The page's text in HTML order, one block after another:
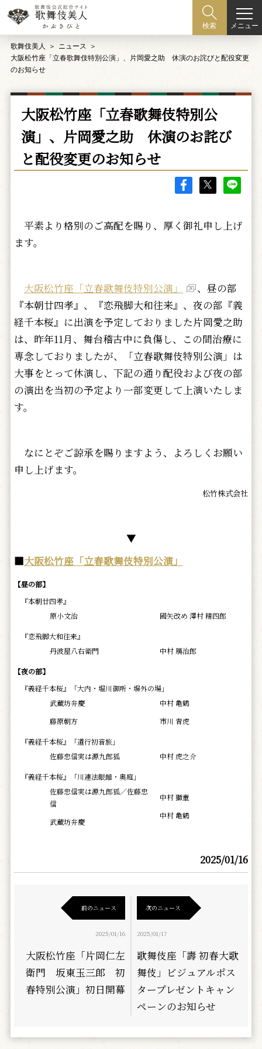
検索 メニュー
歌舞伎美人
ニュース
大阪松竹座「立春歌舞伎特別公演」、片岡愛之助 休演のお詫びと配役変更
のお知らせ
大阪松竹座「立春歌舞伎特別公
演」、片岡愛之助 休演のお詫び
と配役変更のお知らせ
平素より格別のご高配を賜り、厚く御礼申し上げ
ます。
大阪松竹座「立春歌舞伎特別公演」
、昼の部
『本朝廿四孝』、『恋飛脚大和往来』、夜の部『義
経千本桜』に出演を予定しておりました片岡愛之助
は、昨年11月、舞台稽古中に負傷し、この間治療に
専念しておりましたが、「立春歌舞伎特別公演」は
大事をとって休演し、下記の通り配役および夜の部
の演出を当初の予定より一部変更して上演いたしま
す。
なにとぞご諒承を賜りますよう、よろしくお願い
申し上げます。
松竹株式会社
▼
■大阪松竹座「立春歌舞伎特別公演」
【昼の部】
『本朝廿四孝』
原小文治
國矢改め 澤村 精四郎
『恋飛脚大和往来』
丹波屋八右衛門
中村 鴈治郎
【夜の部】
『義経千本桜』「大内・堀川御所・塀外の場」
武蔵坊弁慶
藤原朝方
中村 亀鶴
市川 青虎
『義経千本桜』「道行初音旅」
佐藤忠信実は源九郎狐
中村 虎之介
『義経千本桜』「川連法眼館・奥庭」
佐藤忠信実は源九郎狐／佐藤忠
信
武蔵坊弁慶
中村 獅童
中村 亀鶴
2025/01/16
前のニュース
2025/01/16
大阪松竹座「片岡仁左
衛門 坂東玉三郎 初
春特別公演」初日開幕
次のニュース
2025/01/17
歌舞伎座「壽 初春大歌
舞伎」ビジュアルポス
タープレゼントキャン
ペーンのお知らせ